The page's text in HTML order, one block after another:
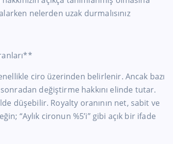
nelerden uzak durmalısınız
ciro üzerinden belirlenir. Ancak bazı
değiştirme hakkını elinde tutar.
düşebilir. Royalty oranının net, sabit ve
“Aylık cironun %5’i” gibi açık bir ifade